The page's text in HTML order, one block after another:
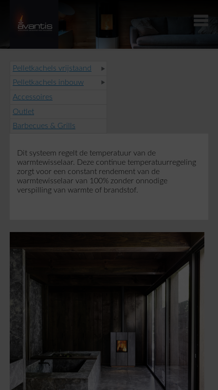
Pelletkachels vrijstaand
Pelletkachels inbouw
Accessoires
Outlet
Barbecues & Grills
Dit systeem regelt de temperatuur van de
warmtewisselaar. Deze continue temperatuurregeling
zorgt voor een constant rendement van de
warmtewisselaar van 100% zonder onnodige
verspilling van warmte of brandstof.